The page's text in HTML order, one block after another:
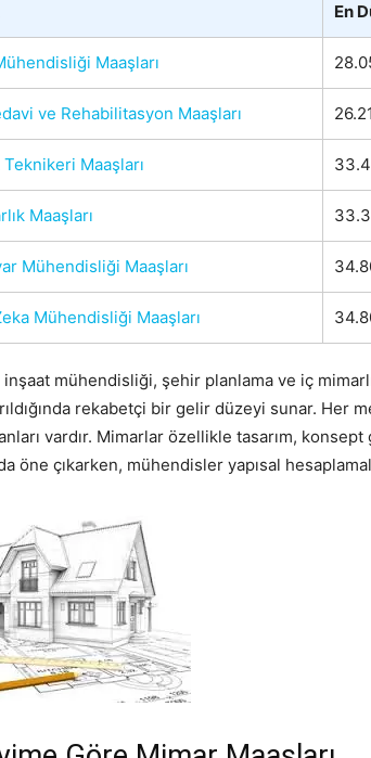
En
Maaşları
ve Rehabilitasyon Maaşları
Maaşları
Maaşları
Mühendisliği Maaşları
Mühendisliği Maaşları
inşaat mühendisliği, şehir planlama ve iç
rekabetçi bir gelir düzeyi sunar. Her
vardır. Mimarlar özellikle tasarım,
öne çıkarken, mühendisler yapısal